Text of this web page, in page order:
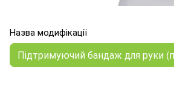
Назва модифікації
Підтримуючий бандаж для руки